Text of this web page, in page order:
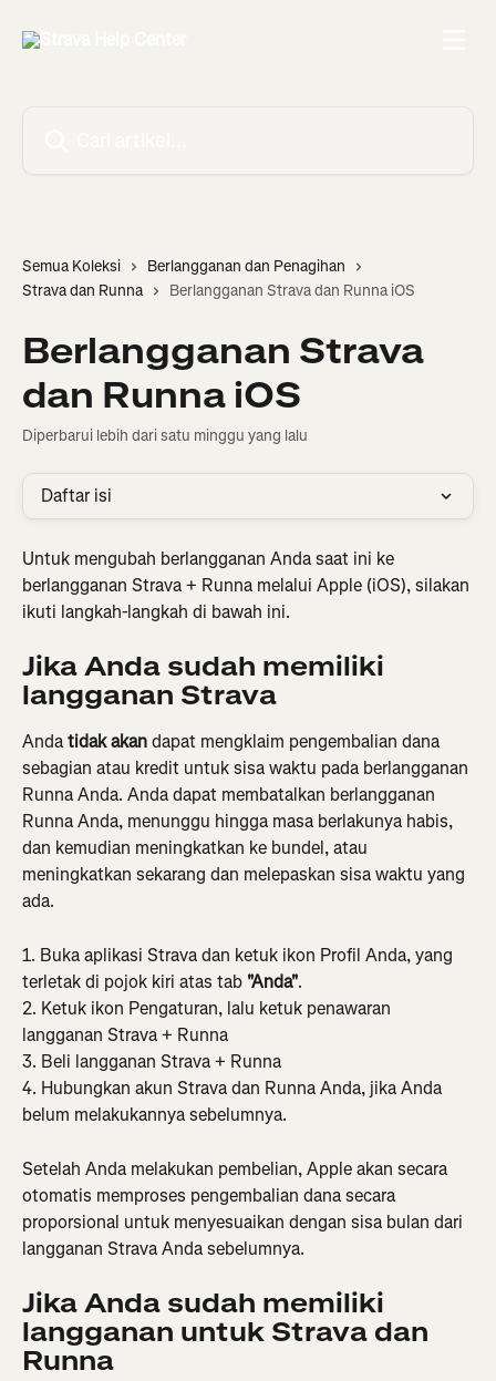
Semua Koleksi
Berlangganan dan Penagihan
Strava dan Runna
Berlangganan Strava dan Runna iOS
Berlangganan Strava
dan Runna iOS
Diperbarui lebih dari satu minggu yang lalu
Daftar isi
Untuk mengubah berlangganan Anda saat ini ke
berlangganan Strava + Runna melalui Apple (iOS), silakan
ikuti langkah-langkah di bawah ini.
Jika Anda sudah memiliki
langganan Strava
Anda tidak akan dapat mengklaim pengembalian dana
sebagian atau kredit untuk sisa waktu pada berlangganan
Runna Anda. Anda dapat membatalkan berlangganan
Runna Anda, menunggu hingga masa berlakunya habis,
dan kemudian meningkatkan ke bundel, atau
meningkatkan sekarang dan melepaskan sisa waktu yang
ada.
1. Buka aplikasi Strava dan ketuk ikon Profil Anda, yang
terletak di pojok kiri atas tab "Anda".
2. Ketuk ikon Pengaturan, lalu ketuk penawaran
langganan Strava + Runna
3. Beli langganan Strava + Runna
4. Hubungkan akun Strava dan Runna Anda, jika Anda
belum melakukannya sebelumnya.
Setelah Anda melakukan pembelian, Apple akan secara
otomatis memproses pengembalian dana secara
proporsional untuk menyesuaikan dengan sisa bulan dari
langganan Strava Anda sebelumnya.
Jika Anda sudah memiliki
langganan untuk Strava dan
Runna